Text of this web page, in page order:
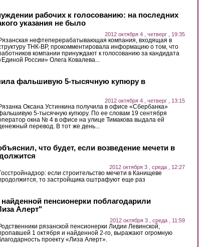
рабочих к голосованию: на последних
указания не было
2012 октября 4 , четверг , 19:35
нефтеперерабатывающая компания, входящая в
ТНК-BP, прокомментировала информацию о том, что
компании принуждают к голосованию за кандидата
России» Олега Ковалева...
фальшивую 5-тысячную купюру в
2012 октября 4 , четверг , 13:15
Оксана Устинкина получила в офисе «Сбербанка»
5-тысячную купюру. По ее словам 19 сентября
окна № 4 в офисе на улице Тимакова выдала ей
перевод. В тот же день...
что будет, если возведение мечети в
2012 октября 3 , среда , 12:27
если строительство мечети в Канищеве
то застройщика оштрафуют еще раз
пенсионерки поблагодарили
Алерт"
2012 октября 3 , среда , 11:59
рязанской пенсионерки Лидии Левинской,
1 октября и найденной 2-го, выражают огромную
проекту «Лиза Алерт».